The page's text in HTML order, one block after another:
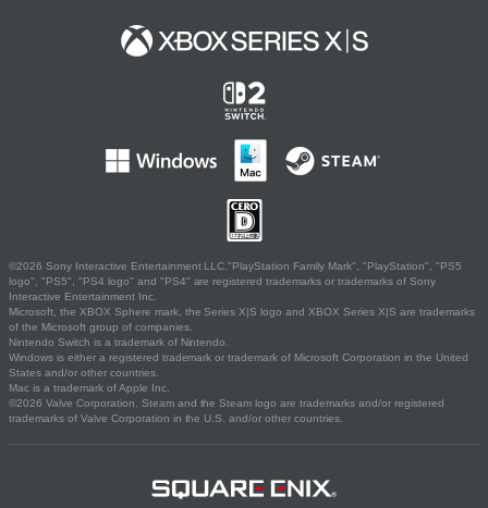
©2026 Sony Interactive Entertainment LLC."PlayStation Family Mark", "PlayStation", "PS5
logo", "PS5", "PS4 logo" and "PS4" are registered trademarks or trademarks of Sony
Interactive Entertainment Inc.
Microsoft, the XBOX Sphere mark, the Series X|S logo and XBOX Series X|S are trademarks
of the Microsoft group of companies.
Nintendo Switch is a trademark of Nintendo.
Windows is either a registered trademark or trademark of Microsoft Corporation in the United
States and/or other countries.
Mac is a trademark of Apple Inc.
©2026 Valve Corporation. Steam and the Steam logo are trademarks and/or registered
trademarks of Valve Corporation in the U.S. and/or other countries.